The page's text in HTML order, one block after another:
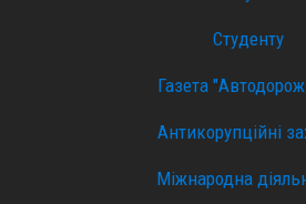
Студенту
Газета
Антикорупційні
Міжнародна